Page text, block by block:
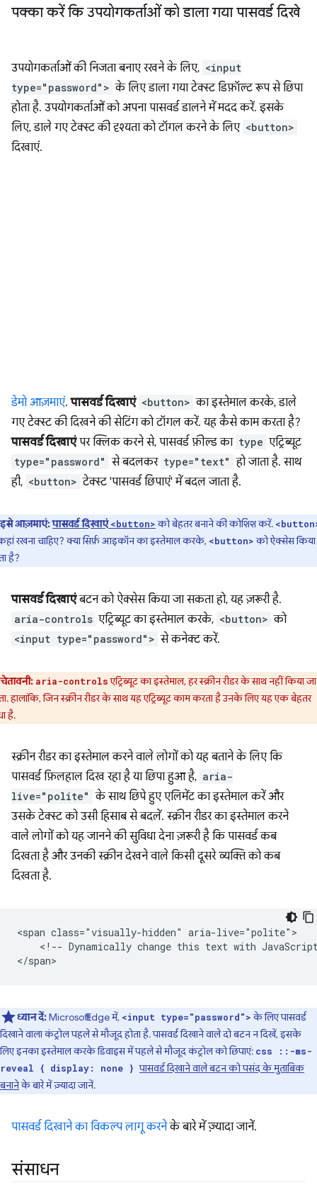
पक्का करें कि उपयोगकर्ताओं को डाला गया पासवर्ड दिखे
उपयोगकर्ताओं की निजता बनाए रखने के लिए, <input
type="password"> के लिए डाला गया टेक्स्ट डिफ़ॉल्ट रूप से छिपा
होता है. उपयोगकर्ताओं को अपना पासवर्ड डालने में मदद करें. इसके
लिए, डाले गए टेक्स्ट की दृश्यता को टॉगल करने के लिए <button>
दिखाएं.
डेमो आज़माएं.पासवर्ड दिखाएं <button> का इस्तेमाल करके, डाले
गए टेक्स्ट की दिखने की सेटिंग को टॉगल करें. यह कैसे काम करता है?
पासवर्ड दिखाएंपर क्लिक करने से, पासवर्ड फ़ील्ड का type एट्रिब्यूट
type="password" से बदलकर type="text" हो जाता है. साथ
ही, <button> टेक्स्ट 'पासवर्ड छिपाएं' में बदल जाता है.
इसे आज़माएं:पासवर्ड दिखाएं <button>को बेहतर बनाने की कोशिश करें.
रखना चाहिए? क्या सिर्फ़ आइकॉन का इस्तेमाल करके, <button>को ऐक्सेस किया
है?
पासवर्ड दिखाएंबटन को ऐक्सेस किया जा सकता हो, यह ज़रूरी है.
aria-controls एट्रिब्यूट का इस्तेमाल करके, <button> को
<input type="password"> से कनेक्ट करें.
चेतावनी: aria-controlsएट्रिब्यूट का इस्तेमाल, हर स्क्रीन रीडर के साथ नहीं किया जा
हालांकि, जिन स्क्रीन रीडर के साथ यह एट्रिब्यूट काम करता है उनके लिए यह एक बेहतर
है.
स्क्रीन रीडर का इस्तेमाल करने वाले लोगों को यह बताने के लिए कि
पासवर्ड फ़िलहाल दिख रहा है या छिपा हुआ है, aria-
live="polite" के साथ छिपे हुए एलिमेंट का इस्तेमाल करें और
उसके टेक्स्ट को उसी हिसाब से बदलें. स्क्रीन रीडर का इस्तेमाल करने
वाले लोगों को यह जानने की सुविधा देना ज़रूरी है कि पासवर्ड कब
दिखता है और उनकी स्क्रीन देखने वाले किसी दूसरे व्यक्ति को कब
दिखता है.
<span class="visually-hidden" aria-live="polite">
<!-- Dynamically change this text with
ध्यान दें:Microsoft Edge में, <input type="password">के लिए पासवर्ड
दिखाने वाला कंट्रोल पहले से मौजूद होता है. पासवर्ड दिखाने वाले दो बटन न दिखें, इसके
लिए इनका इस्तेमाल करके डिवाइस में पहले से मौजूद कंट्रोल को छिपाएं: css ::-ms-
reveal { display: none }पासवर्ड दिखाने वाले बटन को पसंद के मुताबिक
बनानेके बारे में ज़्यादा जानें.
पासवर्ड दिखाने का विकल्प लागू करनेके बारे में ज़्यादा जानें.
संसाधन